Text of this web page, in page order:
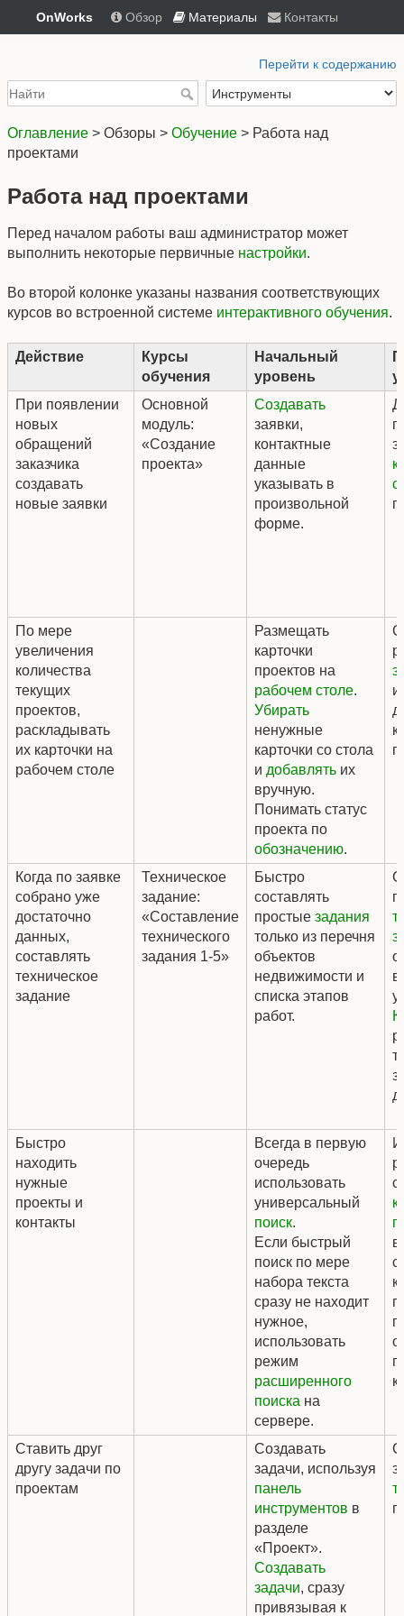
OnWorks Обзор Материалы Контакты
Перейти к содержанию
Оглавление > Обзоры > Обучение > Работа над
проектами
Работа над проектами
Перед началом работы ваш администратор может
выполнить некоторые первичные настройки.
Во второй колонке указаны названия соответствующих
курсов во встроенной системе интерактивного обучения.
Действие
Курсы
обучения
Начальный
уровень
При появлении
новых
обращений
заказчика
создавать
новые заявки
Основной
модуль:
«Создание
проекта»
Создавать
заявки,
контактные
данные
указывать в
произвольной
форме.
По мере
увеличения
количества
текущих
проектов,
раскладывать
их карточки на
рабочем столе
Размещать
карточки
проектов на
рабочем столе.
Убирать
ненужные
карточки со стола
и добавлять их
вручную.
Понимать статус
проекта по
обозначению.
Когда по заявке
собрано уже
достаточно
данных,
составлять
техническое
задание
Техническое
задание:
«Составление
технического
задания 1-5»
Быстро
составлять
простые задания
только из перечня
объектов
недвижимости и
списка этапов
работ.
Быстро
находить
нужные
проекты и
контакты
Всегда в первую
очередь
использовать
универсальный
поиск.
Если быстрый
поиск по мере
набора текста
сразу не находит
нужное,
использовать
режим
расширенного
поиска на
сервере.
в
с
Ставить друг
другу задачи по
проектам
Создавать
задачи, используя
панель
инструментов в
разделе
«Проект».
Создавать
задачи, сразу
привязывая к